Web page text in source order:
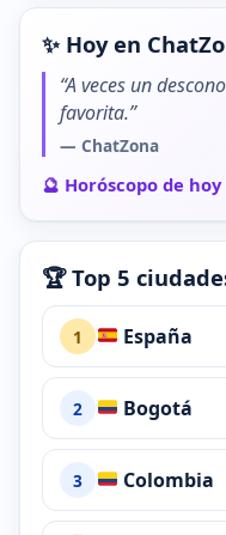
✨ Hoy en
“A veces un
favorita.”
— ChatZona
🔮 Horóscopo de hoy
🏆 Top 5
1 España
2 Bogotá
3 Colombia